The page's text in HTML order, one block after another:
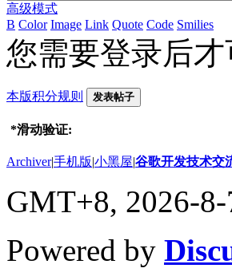
高级模式
B Color Image Link Quote Code Smilies
您需要登录后
本版积分规则 发表帖子
*滑动验证:
Archiver|手机版|小黑屋|谷歌开发技术交
GMT+8, 2026-
Powered by